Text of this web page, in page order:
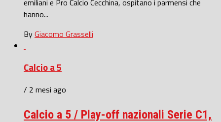
hanno...
ByGiacomo Grasselli
Calcio a 5
/ 2 mesi ago
Calcio a 5 / Play-off nazionali Serie C1,